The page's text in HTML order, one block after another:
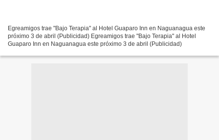
Egreamigos trae "Bajo Terapia" al Hotel Guaparo Inn en Naguanagua este
próximo 3 de abril (Publicidad) Egreamigos trae "Bajo Terapia" al Hotel
Guaparo Inn en Naguanagua este próximo 3 de abril (Publicidad)